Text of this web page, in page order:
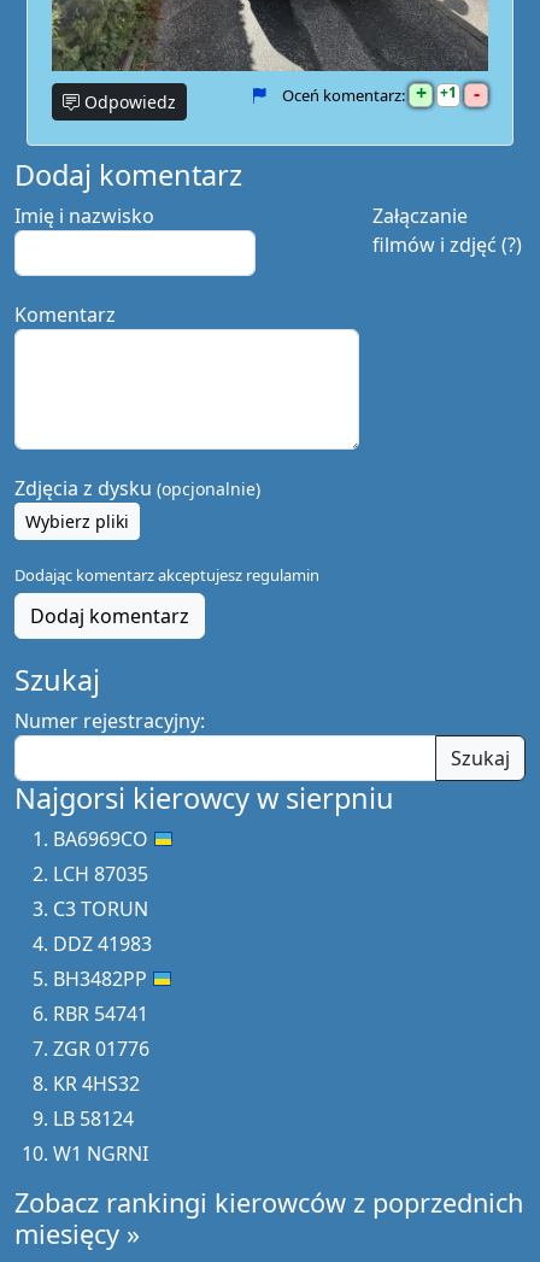
Odpowiedz Oceń komentarz: + 1 -
Dodaj komentarz
Załączanie
filmów i zdjęć (?)
Imię i nazwisko
Komentarz
Zdjęcia z dysku (opcjonalnie)
Wybierz pliki
Dodając komentarz akceptujesz regulamin
Dodaj komentarz
Szukaj
Numer rejestracyjny:
Szukaj
Najgorsi kierowcy w sierpniu
BA6969CO
LCH 87035
C3 TORUN
DDZ 41983
BH3482PP
RBR 54741
ZGR 01776
KR 4HS32
LB 58124
W1 NGRNI
Zobacz rankingi kierowców z poprzednich
miesięcy »